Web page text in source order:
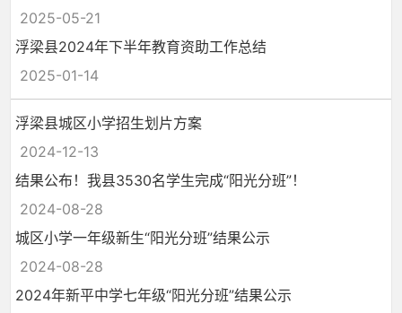
2025-05-21
浮梁县2024年下半年教育资助工作总结
2025-01-14
浮梁县城区小学招生划片方案
2024-12-13
结果公布！我县3530名学生完成“阳光分班”！
2024-08-28
城区小学一年级新生“阳光分班”结果公示
2024-08-28
2024年新平中学七年级“阳光分班”结果公示